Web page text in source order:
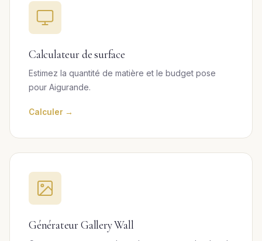
Calculateur de surface
Estimez la quantité de matière et le budget pose
pour Aigurande.
Calculer →
Générateur Gallery Wall